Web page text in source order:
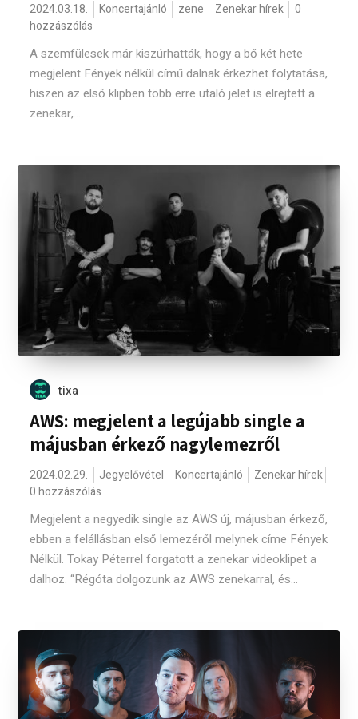
2024.03.18. Koncertajánló zene Zenekar hírek
0
hozzászólás
A szemfülesek már kiszúrhatták, hogy a bő két hete
megjelent Fények nélkül című dalnak érkezhet folytatása,
hiszen az első klipben több erre utaló jelet is elrejtett a
zenekar,...
tixa
AWS: megjelent a legújabb single a
májusban érkező nagylemezről
2024.02.29. Jegyelővétel Koncertajánló
Zenekar hírek
0 hozzászólás
Megjelent a negyedik single az AWS új, májusban érkező,
ebben a felállásban első lemezéről melynek címe Fények
Nélkül. Tokay Péterrel forgatott a zenekar videoklipet a
dalhoz. “Régóta dolgozunk az AWS zenekarral, és...